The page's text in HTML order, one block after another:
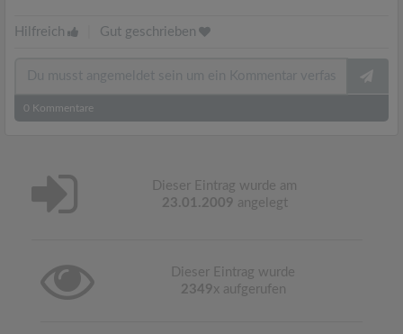
Hilfreich Gut geschrieben
0 Kommentare
Dieser Eintrag wurde am
23.01.2009 angelegt
Dieser Eintrag wurde
2349x aufgerufen